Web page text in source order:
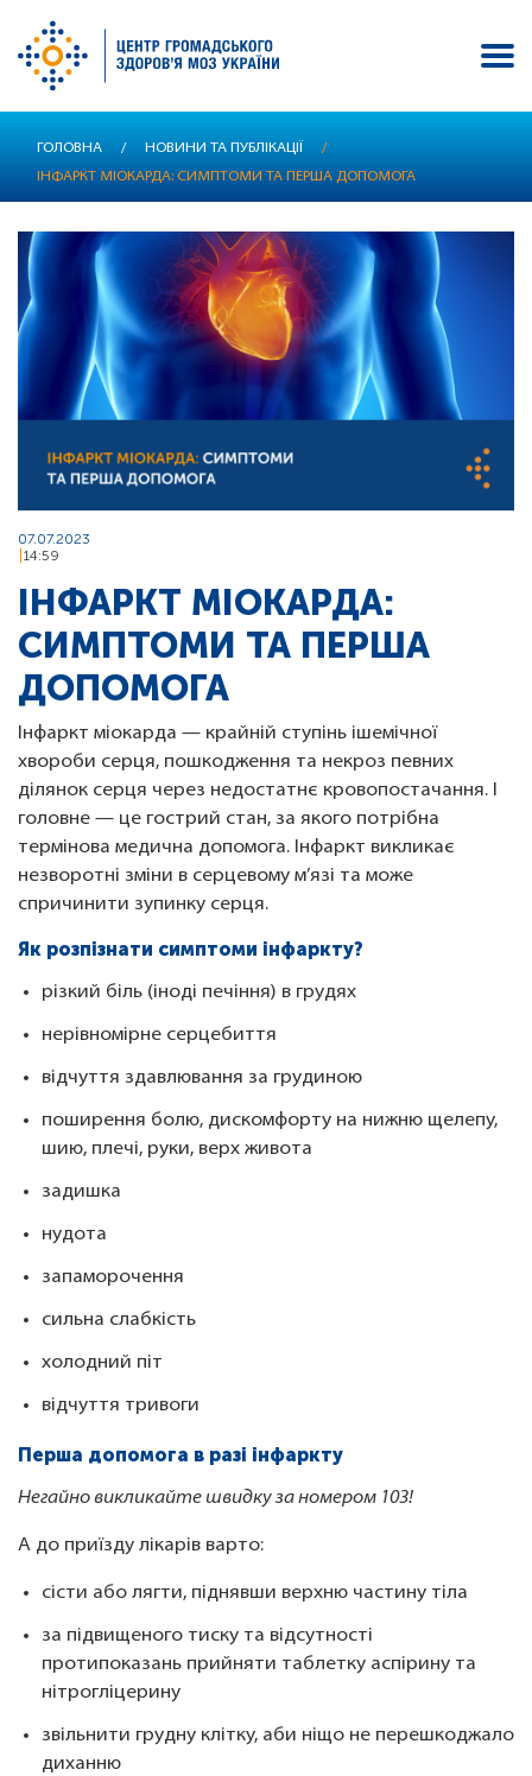
основного
ГОЛОВНА / НОВИНИ ТА ПУБЛІКАЦІЇ
/
ІНФАРКТ МІОКАРДА: СИМПТОМИ ТА ПЕРША ДОПОМОГА
07.07.2023
14:59
ІНФАРКТ МІОКАРДА:
СИМПТОМИ ТА ПЕРША
ДОПОМОГА
Інфаркт міокарда — крайній ступінь ішемічної
хвороби серця, пошкодження та некроз певних
ділянок серця через недостатнє кровопостачання. І
головне — це гострий стан, за якого потрібна
термінова медична допомога. Інфаркт викликає
незворотні зміни в серцевому м’язі та може
спричинити зупинку серця.
Як розпізнати симптоми інфаркту?
різкий біль (іноді печіння) в грудях
нерівномірне серцебиття
відчуття здавлювання за грудиною
поширення болю, дискомфорту на нижню щелепу,
шию, плечі, руки, верх живота
задишка
нудота
запаморочення
сильна слабкість
холодний піт
відчуття тривоги
Перша допомога в разі інфаркту
Негайно викликайте швидку за номером 103!
А до приїзду лікарів варто:
сісти або лягти, піднявши верхню частину тіла
за підвищеного тиску та відсутності
протипоказань прийняти таблетку аспірину та
нітрогліцерину
звільнити грудну клітку, аби ніщо не перешкоджало
диханню